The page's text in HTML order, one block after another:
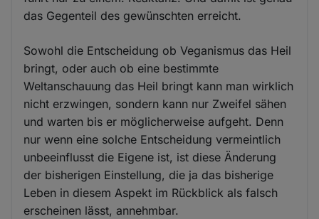
das Gegenteil des gewünschten erreicht.
Sowohl die Entscheidung ob Veganismus das Heil
bringt, oder auch ob eine bestimmte
Weltanschauung das Heil bringt kann man wirklich
nicht erzwingen, sondern kann nur Zweifel sähen
und warten bis er möglicherweise aufgeht. Denn
nur wenn eine solche Entscheidung vermeintlich
unbeeinflusst die Eigene ist, ist diese Änderung
der bisherigen Einstellung, die ja das bisherige
Leben in diesem Aspekt im Rückblick als falsch
erscheinen lässt, annehmbar.